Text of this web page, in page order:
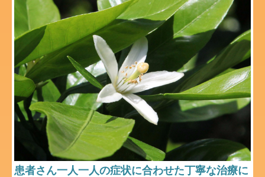
患者さん一人一人の症状に合わせた丁寧な治療に